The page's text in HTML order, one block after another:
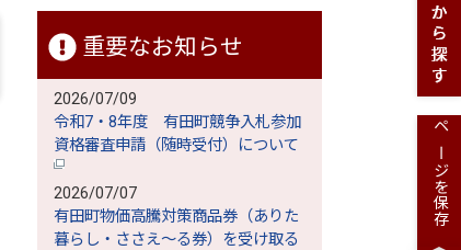
重要なお知らせ
2026/07/09
令和7・8年度 有田町競争入札参加
資格審査申請（随時受付）について
2026/07/07
有田町物価高騰対策商品券（ありた
暮らし・ささえ～る券）を受け取る
ページを保存